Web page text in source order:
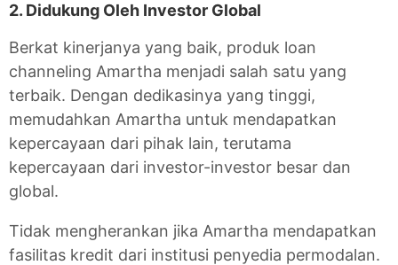
2. Didukung Oleh Investor Global
Berkat kinerjanya yang baik, produk loan
channeling Amartha menjadi salah satu yang
terbaik. Dengan dedikasinya yang tinggi,
memudahkan Amartha untuk mendapatkan
kepercayaan dari pihak lain, terutama
kepercayaan dari investor-investor besar dan
global.
Tidak mengherankan jika Amartha mendapatkan
fasilitas kredit dari institusi penyedia permodalan.